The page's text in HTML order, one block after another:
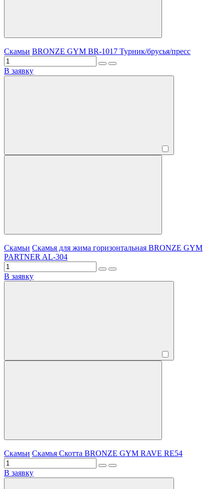
Скамьи BRONZE GYM BR-1017 Турник/брусья/пресс
В заявку
Скамьи Скамья для жима горизонтальная BRONZE GYM
PARTNER AL-304
В заявку
Скамьи Скамья Скотта BRONZE GYM RAVE RE54
В заявку